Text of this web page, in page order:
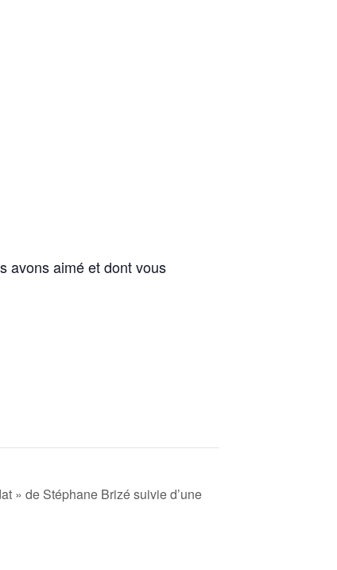
avons aimé et dont vous
» de Stéphane Brizé suivie d’une